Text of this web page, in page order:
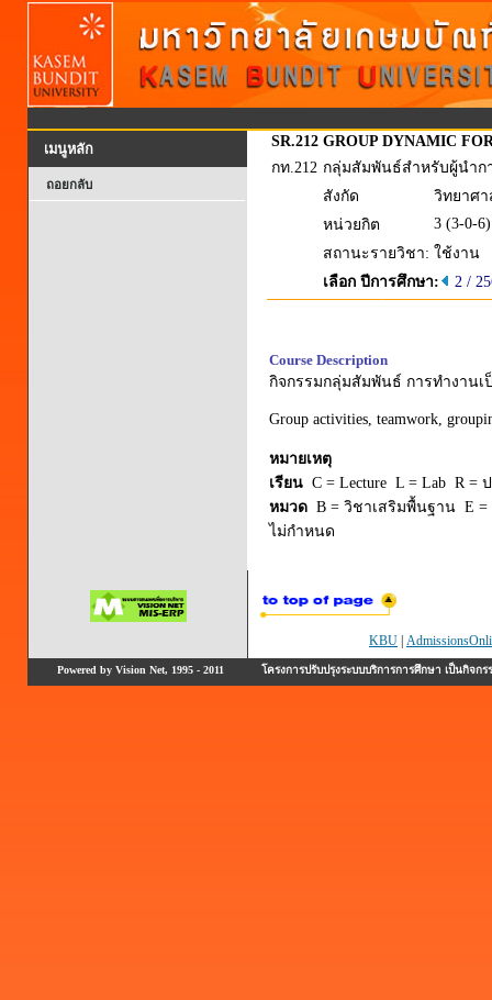
เมนูหลัก
ถอยกลับ
SR.212 GROUP DYNAMIC
กท.212 กลุ่มสัมพันธ์สำหรับผู้นำ
สังกัด
วิทยาศ
หน่วยกิต
3 (3-0-6)
สถานะรายวิชา: ใช้งาน
เลือก ปีการศึกษา:
2 /
Course Description
กิจกรรมกลุ่มสัมพันธ์ การทำงาน
Group activities, teamwork,
หมายเหตุ
เรียน C = Lecture L = Lab R =
หมวด B = วิชาเสริมพื้นฐาน E
ไม่กำหนด
KBU
Powered by Vision Net, 1995 - 2011 โครงการปรับปรุงระบบบริการการศึกษา เป็นกิ